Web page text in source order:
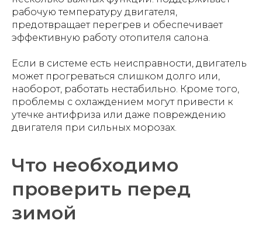
рабочую температуру двигателя,
предотвращает перегрев и обеспечивает
эффективную работу отопителя салона.
Если в системе есть неисправности, двигатель
может прогреваться слишком долго или,
наоборот, работать нестабильно. Кроме того,
проблемы с охлаждением могут привести к
утечке антифриза или даже повреждению
двигателя при сильных морозах.
Что необходимо
проверить перед
зимой